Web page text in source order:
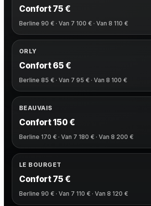
Confort 75 €
Berline 90 € · Van 7 100 € · Van 8 110 €
ORLY
Confort 65 €
Berline 85 € · Van 7 95 € · Van 8 100 €
BEAUVAIS
Confort 150 €
Berline 170 € · Van 7 180 € · Van 8 200 €
LE BOURGET
Confort 75 €
Berline 90 € · Van 7 110 € · Van 8 120 €